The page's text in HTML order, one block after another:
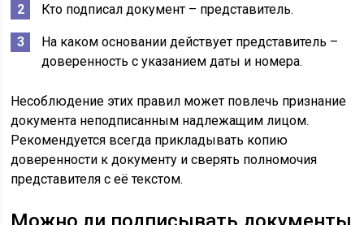
Кто подписал документ – представитель.
На каком основании действует представитель –
доверенность с указанием даты и номера.
Несоблюдение этих правил может повлечь признание
документа неподписанным надлежащим лицом.
Рекомендуется всегда прикладывать копию
доверенности к документу и сверять полномочия
представителя с её текстом.